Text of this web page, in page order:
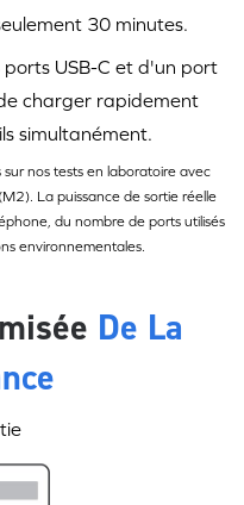
30 minutes.
ports USB-C et d'un port
charger rapidement
simultanément.
nos tests en laboratoire avec
La puissance de sortie réelle
du nombre de ports utilisés
environnementales.
De La